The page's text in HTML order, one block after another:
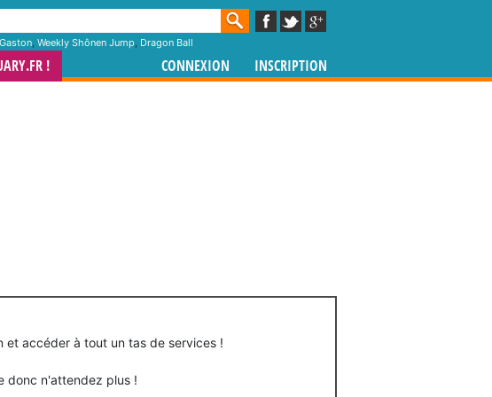
Gaston, Weekly Shônen Jump, Dragon Ball
! CONNEXION INSCRIPTION
accéder à tout un tas de services !
donc n'attendez plus !